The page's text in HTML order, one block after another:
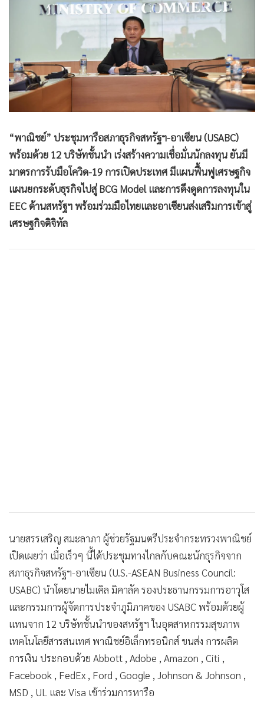
การเมือง
• ต่างประเทศ
• Special Scoop
• เศรษฐกิจ-ธุรกิจ
• ชุมชน-คุณภาพชีวิต
• อาชญากรรม
• Motoring
• เกม
• วิทยาศาสตร์
• SMEs
“พาณิชย์” ประชุมหารือสภาธุรกิจสหรัฐฯ-อาเซียน (USABC)
พร้อมด้วย 12 บริษัทชั้นนำ เร่งสร้างความเชื่อมั่นนักลงทุน ยันมี
มาตรการรับมือโควิด-19 การเปิดประเทศ มีแผนฟื้นฟูเศรษฐกิจ
แผนยกระดับธุรกิจไปสู่ BCG Model และการดึงดูดการลงทุนใน
EEC ด้านสหรัฐฯ พร้อมร่วมมือไทยและอาเซียนส่งเสริมการเข้าสู่
เศรษฐกิจดิจิทัล
นายสรรเสริญ สมะลาภา ผู้ช่วยรัฐมนตรีประจำกระทรวงพาณิชย์
เปิดเผยว่า เมื่อเร็วๆ นี้ได้ประชุมทางไกลกับคณะนักธุรกิจจาก
สภาธุรกิจสหรัฐฯ-อาเซียน (U.S.-ASEAN Business Council:
USABC) นำโดยนายไมเคิล มิคาลัค รองประธานกรรมการอาวุโส
และกรรมการผู้จัดการประจำภูมิภาคของ USABC พร้อมด้วยผู้
แทนจาก 12 บริษัทชั้นนำของสหรัฐฯ ในอุตสาหกรรมสุขภาพ
เทคโนโลยีสารสนเทศ พาณิชย์อิเล็กทรอนิกส์ ขนส่ง การผลิต
การเงิน ประกอบด้วย Abbott , Adobe , Amazon , Citi ,
Facebook , FedEx , Ford , Google , Johnson & Johnson ,
MSD , UL และ Visa เข้าร่วมการหารือ